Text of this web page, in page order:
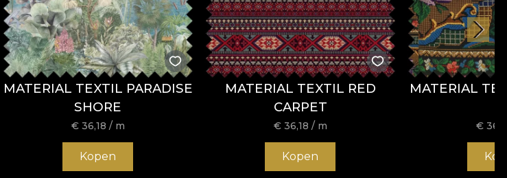
MATERIAL TEXTIL PARADISE
SHORE
€ 36,18 / m
Kopen
MATERIAL TEXTIL RED
CARPET
€ 36,18 / m
Kopen
MATERIAL
€